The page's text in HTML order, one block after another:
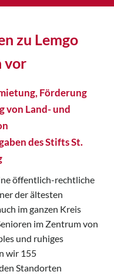
zu Lemgo
vor
Förderung
von Land- und
des Stifts St.
öffentlich-rechtliche
der ältesten
im ganzen Kreis
im Zentrum von
und ruhiges
wir 155
Standorten